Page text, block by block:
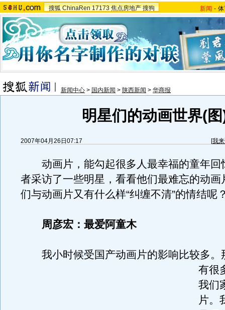
搜狐 ChinaRen 17173 焦点房地产 搜狗 新闻 -
新闻中心 > 国内新闻 > 陕西新闻 > 华商报
明星们的动画世界(
2007年04月26日07:17 [我
动画片，能勾起很多人最幸福的童年回
者采访了一些明星，看看他们最难忘的动画
们与动画片又有什么样“纠缠不清”的情结呢
周彦宏：最爱阿童木
我小时候受国产动画片的影响比较多。
有很
我们
片。